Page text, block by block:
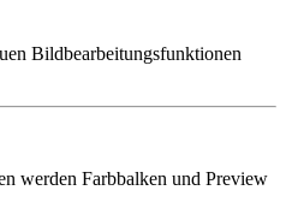
Bildbearbeitungsfunktionen
werden Farbbalken und Preview